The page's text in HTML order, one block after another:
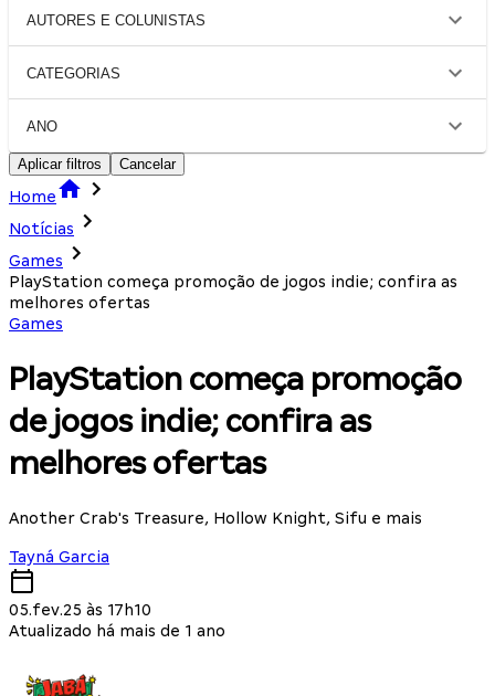
AUTORES E COLUNISTAS
CATEGORIAS
ANO
Aplicar filtros Cancelar
Home
Notícias
Games
PlayStation começa promoção de jogos indie; confira as
melhores ofertas
Games
PlayStation começa promoção
de jogos indie; confira as
melhores ofertas
Another Crab's Treasure, Hollow Knight, Sifu e mais
Tayná Garcia
05.fev.25 às 17h10
Atualizado há mais de 1 ano